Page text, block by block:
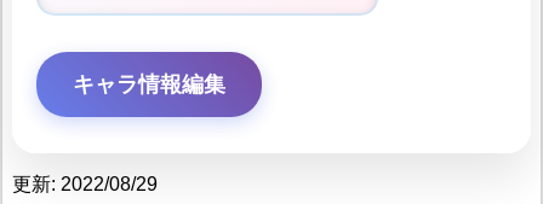
キャラ情報編集
更新: 2022/08/29